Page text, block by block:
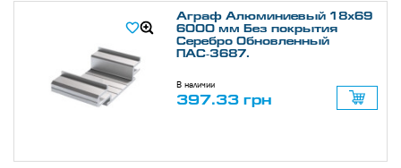
Аграф Алюминиевый 18х69
6000 мм Без покрытия
Серебро Обновленный
ПАС-3687.
В наличии
397.33 грн